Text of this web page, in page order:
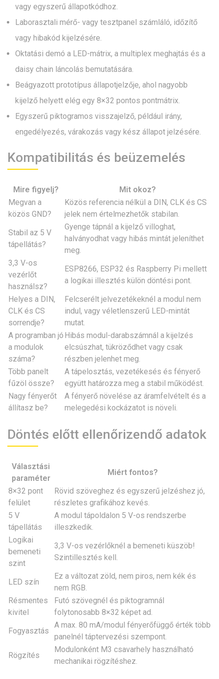
vagy egyszerű állapotkódhoz.
Laborasztali mérő- vagy tesztpanel számláló, időzítő
vagy hibakód kijelzésére.
Oktatási demó a LED-mátrix, a multiplex meghajtás és a
daisy chain láncolás bemutatására.
Beágyazott prototípus állapotjelzője, ahol nagyobb
kijelző helyett elég egy 8×32 pontos pontmátrix.
Egyszerű piktogramos visszajelző, például irány,
engedélyezés, várakozás vagy kész állapot jelzésére.
Kompatibilitás és beüzemelés
Mire figyelj?
Mit okoz?
Megvan a
közös GND?
Közös referencia nélkül a DIN, CLK és CS
jelek nem értelmezhetők stabilan.
Stabil az 5 V
tápellátás?
Gyenge tápnál a kijelző villoghat,
halványodhat vagy hibás mintát jeleníthet
meg.
3,3 V-os
vezérlőt
használsz?
ESP8266, ESP32 és Raspberry Pi mellett
a logikai illesztés külön döntési pont.
Helyes a DIN,
CLK és CS
sorrendje?
Felcserélt jelvezetékeknél a modul nem
indul, vagy véletlenszerű LED-mintát
mutat.
A programban jó
a modulok
száma?
Hibás modul-darabszámnál a kijelzés
elcsúszhat, tükröződhet vagy csak
részben jelenhet meg.
Több panelt
fűzöl össze?
A tápelosztás, vezetékesés és fényerő
együtt határozza meg a stabil működést.
Nagy fényerőt
állítasz be?
A fényerő növelése az áramfelvételt és a
melegedési kockázatot is növeli.
Döntés előtt ellenőrizendő adatok
Választási
paraméter
Miért fontos?
8×32 pont
felület
Rövid szöveghez és egyszerű jelzéshez jó,
részletes grafikához kevés.
5 V
tápellátás
A modul tápoldalon 5 V-os rendszerbe
illeszkedik.
Logikai
bemeneti
szint
3,3 V-os vezérlőknél a bemeneti küszöb!
Szintillesztés kell.
LED szín
Ez a változat zöld, nem piros, nem kék és
nem RGB.
Résmentes
kivitel
Futó szövegnél és piktogramnál
folytonosabb 8×32 képet ad.
Fogyasztás
A max. 80 mA/modul fényerőfüggő érték több
panelnél táptervezési szempont.
Rögzítés
Modulonként M3 csavarhely használható
mechanikai rögzítéshez.